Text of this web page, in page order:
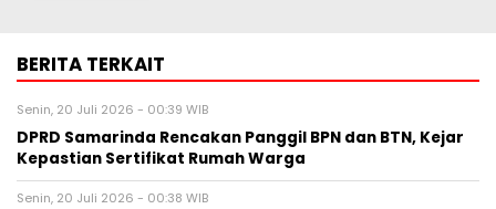
BERITA TERKAIT
Senin, 20 Juli 2026 - 00:39 WIB
DPRD Samarinda Rencakan Panggil BPN dan BTN, Kejar
Kepastian Sertifikat Rumah Warga
Senin, 20 Juli 2026 - 00:38 WIB